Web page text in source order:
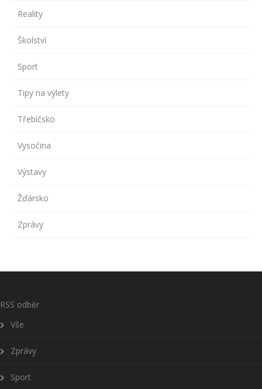
Reality
Školství
Sport
Tipy na výlety
Třebíčsko
Vysočina
Výstavy
Žďársko
Zprávy
RSS odběr
Vše
Zprávy
Sport